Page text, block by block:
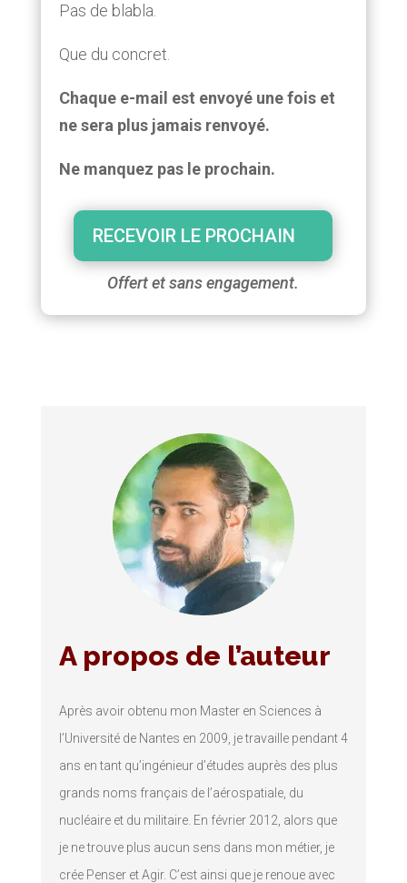
Pas de blabla.
Que du concret.
Chaque e-mail est envoyé une fois et
ne sera plus jamais renvoyé.
Ne manquez pas le prochain.
RECEVOIR LE PROCHAIN
Offert et sans engagement.
A propos de l’auteur
Après avoir obtenu mon Master en Sciences à
l’Université de Nantes en 2009, je travaille pendant 4
ans en tant qu’ingénieur d’études auprès des plus
grands noms français de l’aérospatiale, du
nucléaire et du militaire. En février 2012, alors que
je ne trouve plus aucun sens dans mon métier, je
crée Penser et Agir. C’est ainsi que je renoue avec